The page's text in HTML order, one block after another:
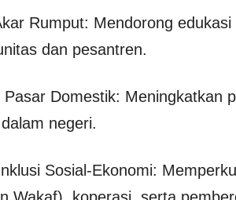
Rumput: Mendorong
dan pesantren.
Domestik: Meningkatkan
negeri.
Sosial-Ekonomi:
Wakaf), koperasi, serta